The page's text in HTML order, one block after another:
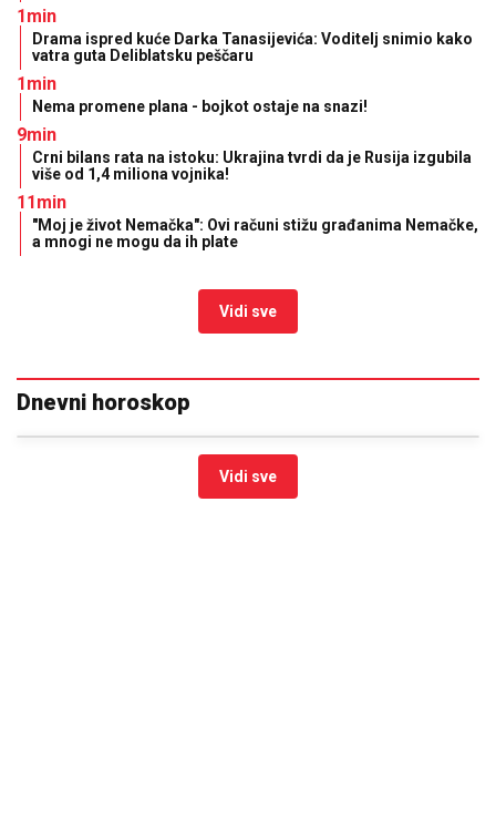
1min
Drama ispred kuće Darka Tanasijevića: Voditelj snimio kako
vatra guta Deliblatsku peščaru
1min
Nema promene plana - bojkot ostaje na snazi!
9min
Crni bilans rata na istoku: Ukrajina tvrdi da je Rusija izgubila
više od 1,4 miliona vojnika!
11min
"Moj je život Nemačka": Ovi računi stižu građanima Nemačke,
a mnogi ne mogu da ih plate
Vidi sve
Dnevni horoskop
Vidi sve